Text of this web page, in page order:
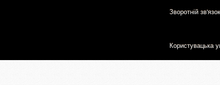
Зворотній зв'язок
Користувацька